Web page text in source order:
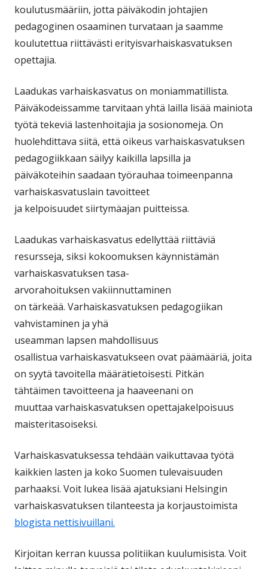
koulutusmääriin, jotta päiväkodin johtajien
pedagoginen osaaminen turvataan ja saamme
koulutettua riittävästi erityisvarhaiskasvatuksen
opettajia.
Laadukas varhaiskasvatus on moniammatillista.
Päiväkodeissamme tarvitaan yhtä lailla lisää mainiota
työtä tekeviä lastenhoitajia ja sosionomeja. On
huolehdittava siitä, että oikeus varhaiskasvatuksen
pedagogiikkaan säilyy kaikilla lapsilla ja
päiväkoteihin saadaan työrauhaa toimeenpanna
varhaiskasvatuslain tavoitteet
ja kelpoisuudet siirtymäajan puitteissa.
Laadukas varhaiskasvatus edellyttää riittäviä
resursseja, siksi kokoomuksen käynnistämän
varhaiskasvatuksen tasa-
arvorahoituksen vakiinnuttaminen
on tärkeää. Varhaiskasvatuksen pedagogiikan
vahvistaminen ja yhä
useamman lapsen mahdollisuus
osallistua varhaiskasvatukseen ovat päämääriä, joita
on syytä tavoitella määrätietoisesti. Pitkän
tähtäimen tavoitteena ja haaveenani on
muuttaa varhaiskasvatuksen opettajakelpoisuus
maisteritasoiseksi.
Varhaiskasvatuksessa tehdään vaikuttavaa työtä
kaikkien lasten ja koko Suomen tulevaisuuden
parhaaksi. Voit lukea lisää ajatuksiani Helsingin
varhaiskasvatuksen tilanteesta ja korjaustoimista
blogista nettisivuillani.
Kirjoitan kerran kuussa politiikan kuulumisista. Voit